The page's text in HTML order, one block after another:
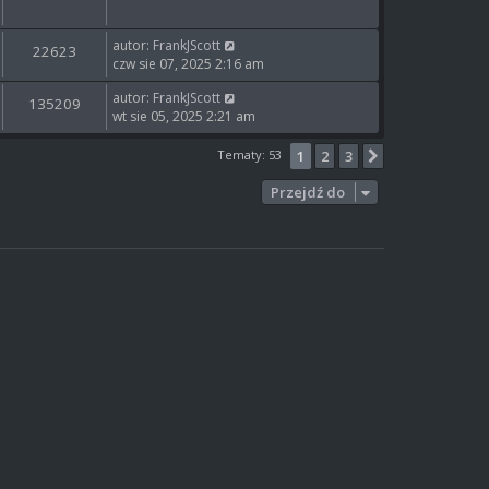
22623 autor: FrankJScott
czw sie 07, 2025 2:16 am
135209 autor: FrankJScott
wt sie 05, 2025 2:21 am
Tematy: 53 1 2 3
Przejdź do